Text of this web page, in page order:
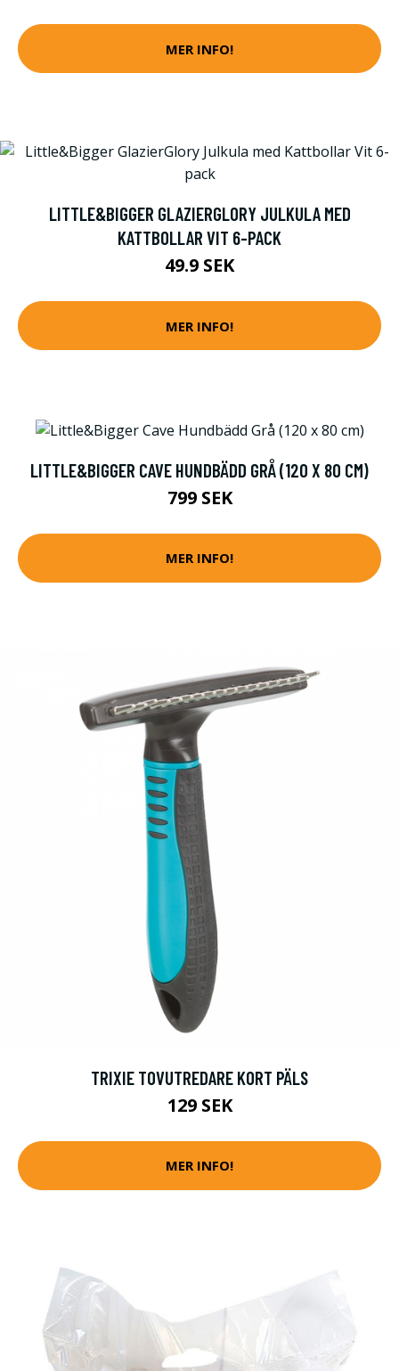
MER INFO!
LITTLE&BIGGER GLAZIERGLORY JULKULA MED
KATTBOLLAR VIT 6-PACK
49.9 SEK
MER INFO!
LITTLE&BIGGER CAVE HUNDBÄDD GRÅ (120 X 80 CM)
799 SEK
MER INFO!
TRIXIE TOVUTREDARE KORT PÄLS
129 SEK
MER INFO!